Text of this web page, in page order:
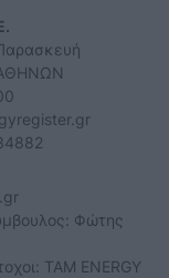
Φώτης
TAM ENERGY